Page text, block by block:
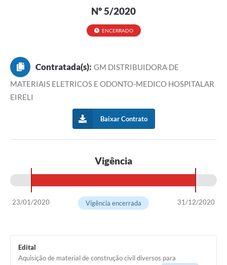
Nº 5/2020
ENCERRADO
Contratada(s): GM DISTRIBUIDORA DE
MATERIAIS ELETRICOS E ODONTO-MEDICO HOSPITALAR
EIRELI
Baixar Contrato
Vigência
23/01/2020 31/12/2020
Vigência encerrada
Edital
Aquisição de material de construção civil diversos para